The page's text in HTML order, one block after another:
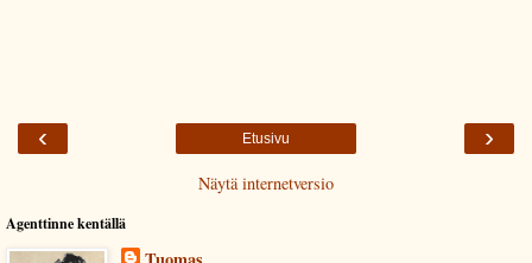
‹ ›
Etusivu
Näytä internetversio
Agenttinne kentällä